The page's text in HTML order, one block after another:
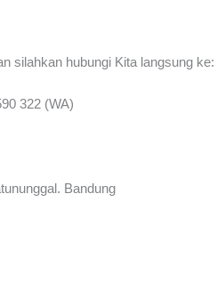
silahkan hubungi Kita langsung ke:
322 (WA)
Bandung